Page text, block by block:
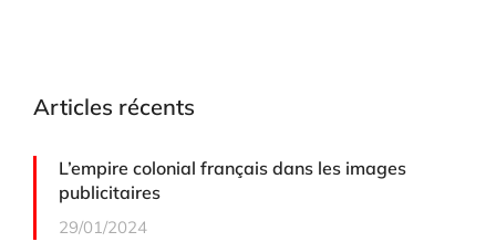
Articles récents
L’empire colonial français dans les images
publicitaires
29/01/2024